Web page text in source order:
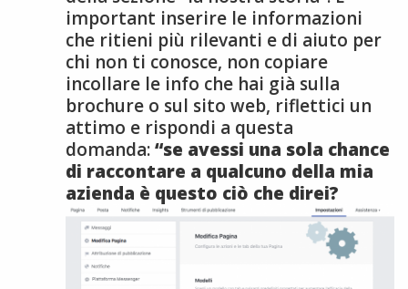
important inserire le informazioni
che ritieni più rilevanti e di aiuto per
chi non ti conosce, non copiare
incollare le info che hai già sulla
brochure o sul sito web, riflettici un
attimo e rispondi a questa
domanda:“se avessi una sola chance
di raccontare a qualcuno della mia
azienda è questo ciò che direi?